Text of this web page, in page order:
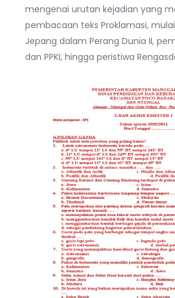
mengenai urutan kejadian yang
pembacaan teks Proklamasi,
Jepang dalam Perang Dunia II,
dan PPKI, hingga peristiwa